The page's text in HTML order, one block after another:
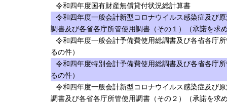
令和四年度国有財産無償貸付状況総計算書
令和四年度一般会計新型コロナウイルス感染症及び
調書及び各省各庁所管使用調書（その１）（承諾を求
令和四年度一般会計予備費使用総調書及び各省各庁
るの件）
令和四年度特別会計予備費使用総調書及び各省各庁
るの件）
令和四年度一般会計新型コロナウイルス感染症及び
調書及び各省各庁所管使用調書（その２）（承諾を求